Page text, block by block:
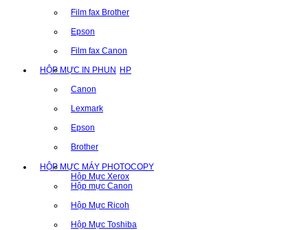
Film fax Brother
Epson
Film fax Canon
HỘP MỰC IN PHUN HP
Canon
Lexmark
Epson
Brother
HỘP MỰC MÁY PHOTOCOPY
Hộp Mực Xerox
Hộp mực Canon
Hộp Mực Ricoh
Hộp Mực Toshiba